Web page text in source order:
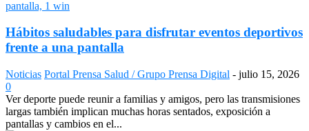
Hábitos saludables para disfrutar eventos deportivos
frente a una pantalla
Noticias Portal Prensa Salud / Grupo Prensa Digital - julio 15, 2026
0
Ver deporte puede reunir a familias y amigos, pero las transmisiones
largas también implican muchas horas sentados, exposición a
pantallas y cambios en el...